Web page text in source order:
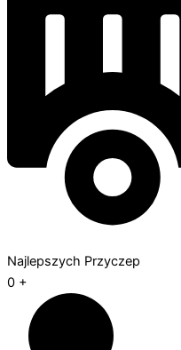
Najlepszych Przyczep
0 +